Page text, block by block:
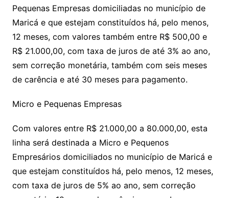
Pequenas Empresas domiciliadas no município de
Maricá e que estejam constituídos há, pelo menos,
12 meses, com valores também entre R$ 500,00 e
R$ 21.000,00, com taxa de juros de até 3% ao ano,
sem correção monetária, também com seis meses
de carência e até 30 meses para pagamento.
Micro e Pequenas Empresas
Com valores entre R$ 21.000,00 a 80.000,00, esta
linha será destinada a Micro e Pequenos
Empresários domiciliados no município de Maricá e
que estejam constituídos há, pelo menos, 12 meses,
com taxa de juros de 5% ao ano, sem correção